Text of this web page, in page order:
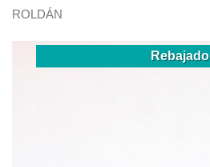
ROLDÁN
Rebajado